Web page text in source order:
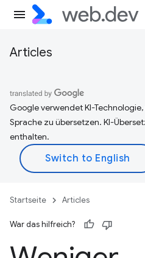
Articles
Google verwendet KI-
Sprache zu übersetzen. KI-
enthalten.
Startseite Articles
War das hilfreich?